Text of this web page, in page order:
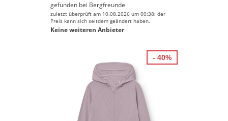
gefunden bei Bergfreunde
zuletzt überprüft am 10.08.2026 um 00:38; der
Preis kann sich seitdem geändert haben.
Keine weiteren Anbieter
- 40%